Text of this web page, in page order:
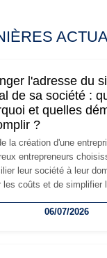
l'adresse du
de sa société :
et quelles
?
la création d'une
entrepreneurs
leur société à leur
les coûts et de simplifier
cette solution peut
06/07/2026